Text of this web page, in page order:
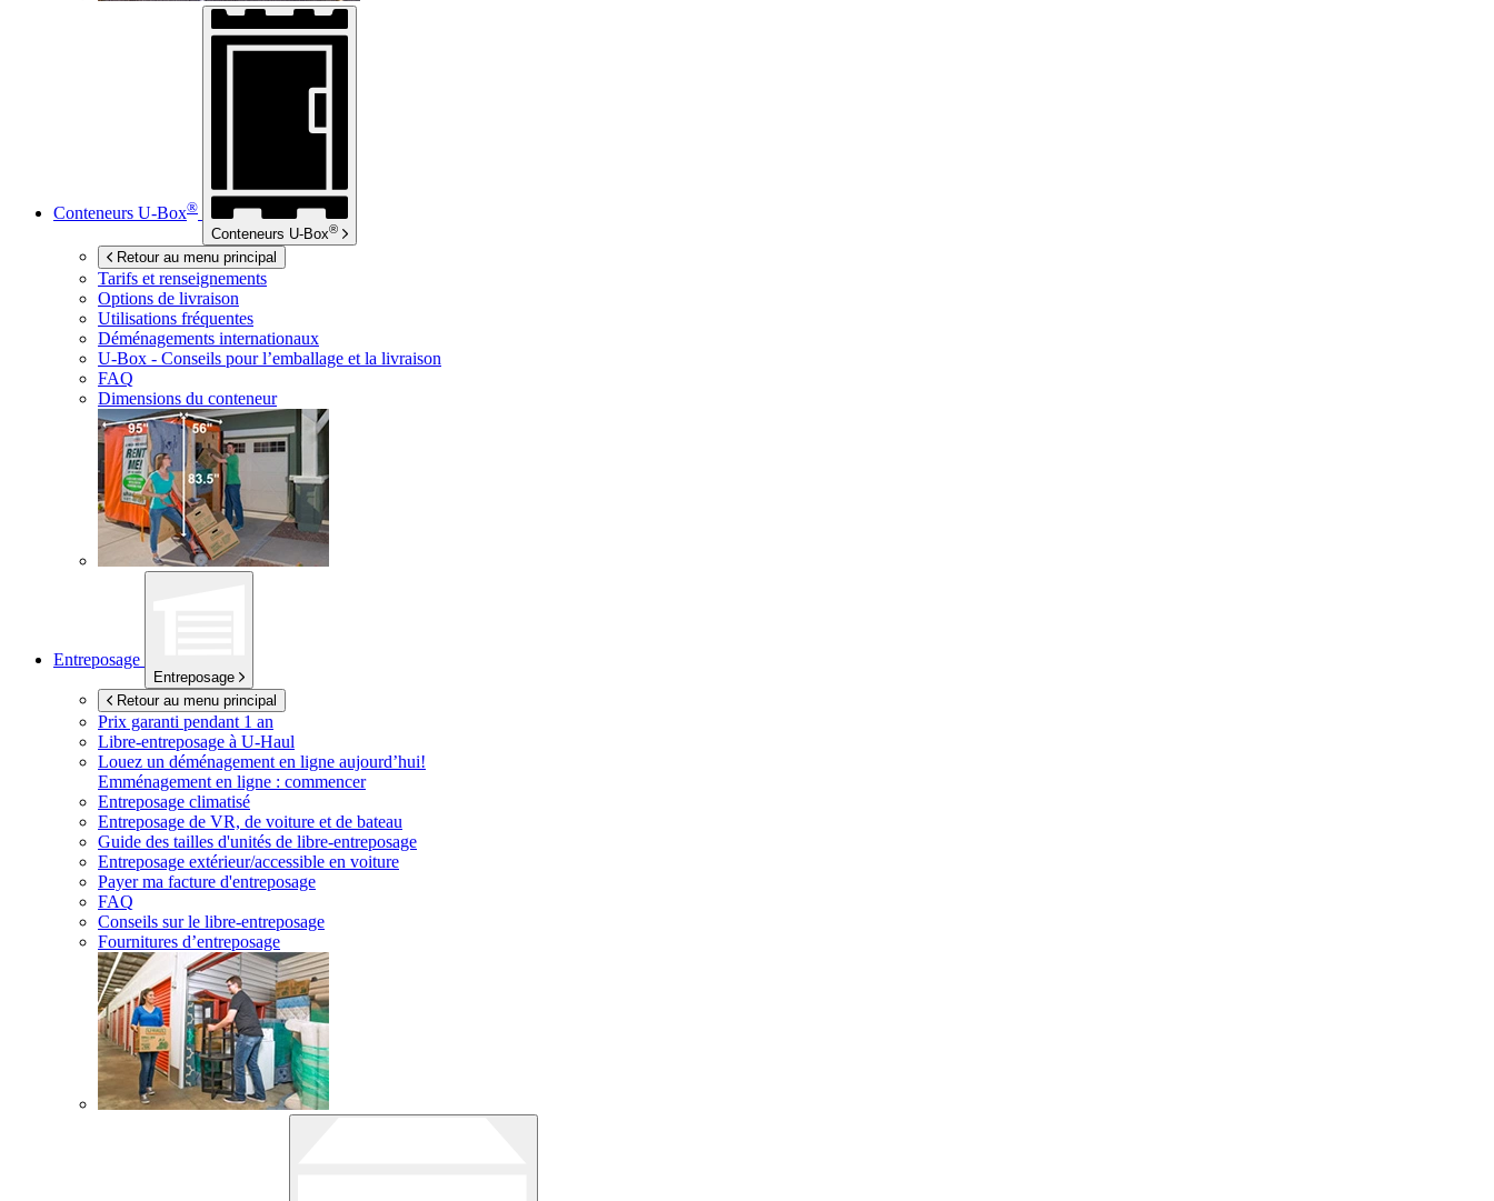
Conteneurs U-Box®
Conteneurs U-Box®
Retour au menu principal
Tarifs et renseignements
Options de livraison
Utilisations fréquentes
Déménagements internationaux
U-Box - Conseils pour l’emballage et la livraison
FAQ
Dimensions du conteneur
Entreposage
Entreposage
Retour au menu principal
Prix garanti pendant 1 an
Libre-entreposage à U-Haul
Louez un déménagement en ligne aujourd’hui!
Emménagement en ligne : commencer
Entreposage climatisé
Entreposage de VR, de voiture et de bateau
Guide des tailles d'unités de libre-entreposage
Entreposage extérieur/accessible en voiture
Payer ma facture d'entreposage
FAQ
Conseils sur le libre-entreposage
Fournitures d’entreposage